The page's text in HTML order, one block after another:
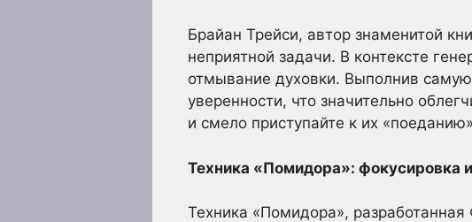
Брайан Трейси, автор знаменитой
неприятной задачи. В контексте
отмывание духовки. Выполнив
уверенности, что значительно
и смело приступайте к их
Техника «Помидора»: фокусировка
Техника «Помидора»,